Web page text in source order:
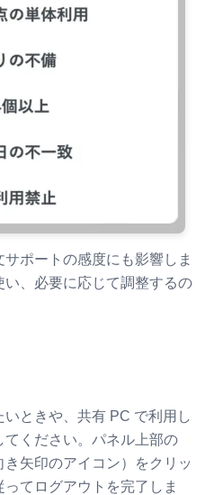
ポートの感度にも影響しま
、必要に応じて調整するの
ときや、共有 PC で利用し
ください。パネル上部の
き矢印のアイコン）をクリッ
てログアウトを完了しま